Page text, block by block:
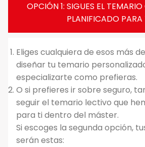
OPCIÓN 1: SIGUES EL TEMARIO QUE HEMOS
PLANIFICADO PARA
Eliges cualquiera de esos más
diseñar tu temario
especializarte como prefieras.
O si prefieres ir sobre seguro,
seguir el temario lectivo que
para ti dentro del máster.
Si escoges la segunda opción,
serán estas: